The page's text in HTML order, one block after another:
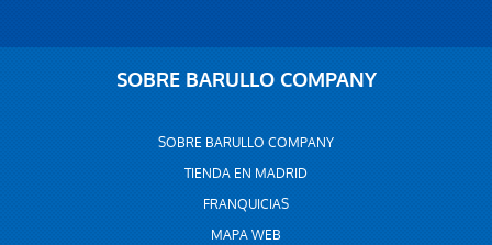
SOBRE BARULLO COMPANY
SOBRE BARULLO COMPANY
TIENDA EN MADRID
FRANQUICIAS
MAPA WEB